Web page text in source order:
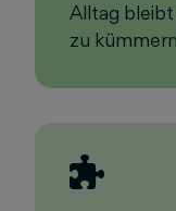
Alltag bleibt
zu